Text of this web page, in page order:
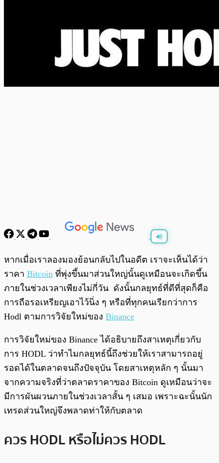
/ 0:00
หากเมื่อเราลองมองย้อนกลับไปในอดีต เราจะเห็นได้ว่า
ราคา Bitcoin ที่พุ่งขึ้นมาส่วนใหญ่นั้นดูเหมือนจะเกิดขึ้น
ภายในช่วงเวลาเพียงไม่กี่วัน ดังนั้นกลยุทธ์ที่ดีที่สุดก็คือ
การถือรอเหรียญเอาไว้นิ่ง ๆ หรือที่ทุกคนเรียกว่าการ
Hodl ตามการวิจัยใหม่ของ Binance
การวิจัยใหม่ของ Binance ได้อธิบายถึงสาเหตุเกี่ยวกับ
การ HODL ว่าทำไมกลยุทธ์นี้ถึงช่วยให้เราสามารถอยู่
รอดได้ในตลาดจนถึงปัจจุบัน โดยสาเหตุหลัก ๆ นั้นมา
จากความจริงที่ว่าตลาดราคาของ Bitcoin ดูเหมือนว่าจะ
มีการผันผวนภายในช่วงเวลาสั้น ๆ เสมอ เพราะฉะนั้นนัก
เทรดส่วนใหญ่จึงพลาดท่าให้กับตลาด
ควร HODL หรือไม่ควร HODL